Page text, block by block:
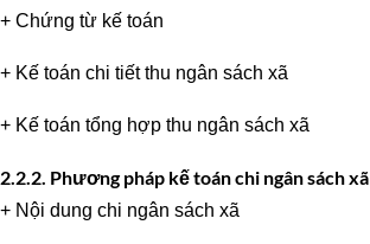
+ Chứng từ kế toán
+ Kế toán chi tiết thu ngân sách xã
+ Kế toán tổng hợp thu ngân sách xã
2.2.2. Phương pháp kế toán chi ngân sách xã
+ Nội dung chi ngân sách xã